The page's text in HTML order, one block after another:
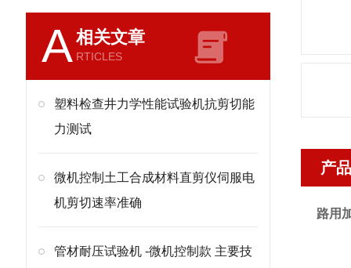
A相关文章
RTICLES
塑料检查井力学性能试验机抗剪切能
力测试
微机控制土工合成材料直剪仪伺服电
机剪切速率准确
管材耐压试验机 -微机控制款 主要技
产
路用